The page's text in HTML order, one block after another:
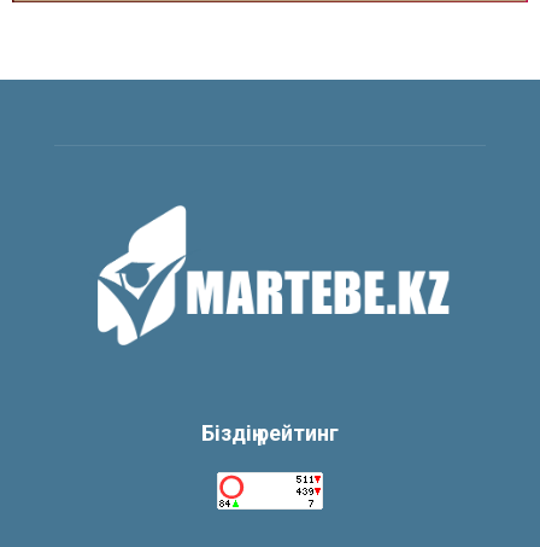
Біздің рейтинг